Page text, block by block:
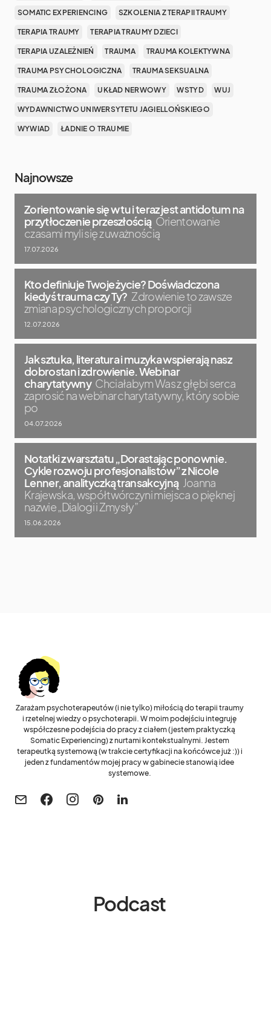
SOMATIC EXPERIENCING SZKOLENIA Z TERAPII TRAUMY
TERAPIA TRAUMY TERAPIA TRAUMY DZIECI
TERAPIA UZALEŻNIEŃ TRAUMA TRAUMA KOLEKTYWNA
TRAUMA PSYCHOLOGICZNA TRAUMA SEKSUALNA
TRAUMA ZŁOŻONA UKŁAD NERWOWY WSTYD WUJ
WYDAWNICTWO UNIWERSYTETU JAGIELLOŃSKIEGO
WYWIAD ŁADNIE O TRAUMIE
Najnowsze
Zorientowanie się w tu i teraz jest antidotum na
przytłoczenie przeszłością Orientowanie
czasami myli się z uważnością
17.07.2026
Kto definiuje Twoje życie? Doświadczona
kiedyś trauma czy Ty? Zdrowienie to zawsze
zmiana psychologicznych proporcji
12.07.2026
Jak sztuka, literatura i muzyka wspierają nasz
dobrostan i zdrowienie. Webinar
charytatywny Chciałabym Was z głębi serca
zaprosić na webinar charytatywny, który sobie
po
04.07.2026
Notatki z warsztatu „Dorastając ponownie.
Cykle rozwoju profesjonalistów” z Nicole
Lenner, analityczką transakcyjną Joanna
Krajewska, współtwórczyni miejsca o pięknej
nazwie „Dialogi i Zmysły”
15.06.2026
Zarażam psychoterapeutów (i nie tylko) miłością do terapii traumy
i rzetelnej wiedzy o psychoterapii. W moim podejściu integruję
współczesne podejścia do pracy z ciałem (jestem praktyczką
Somatic Experiencing) z nurtami kontekstualnymi. Jestem
terapeutką systemową (w trakcie certyfikacji na końcówce już :)) i
jeden z fundamentów mojej pracy w gabinecie stanowią idee
systemowe.
Podcast